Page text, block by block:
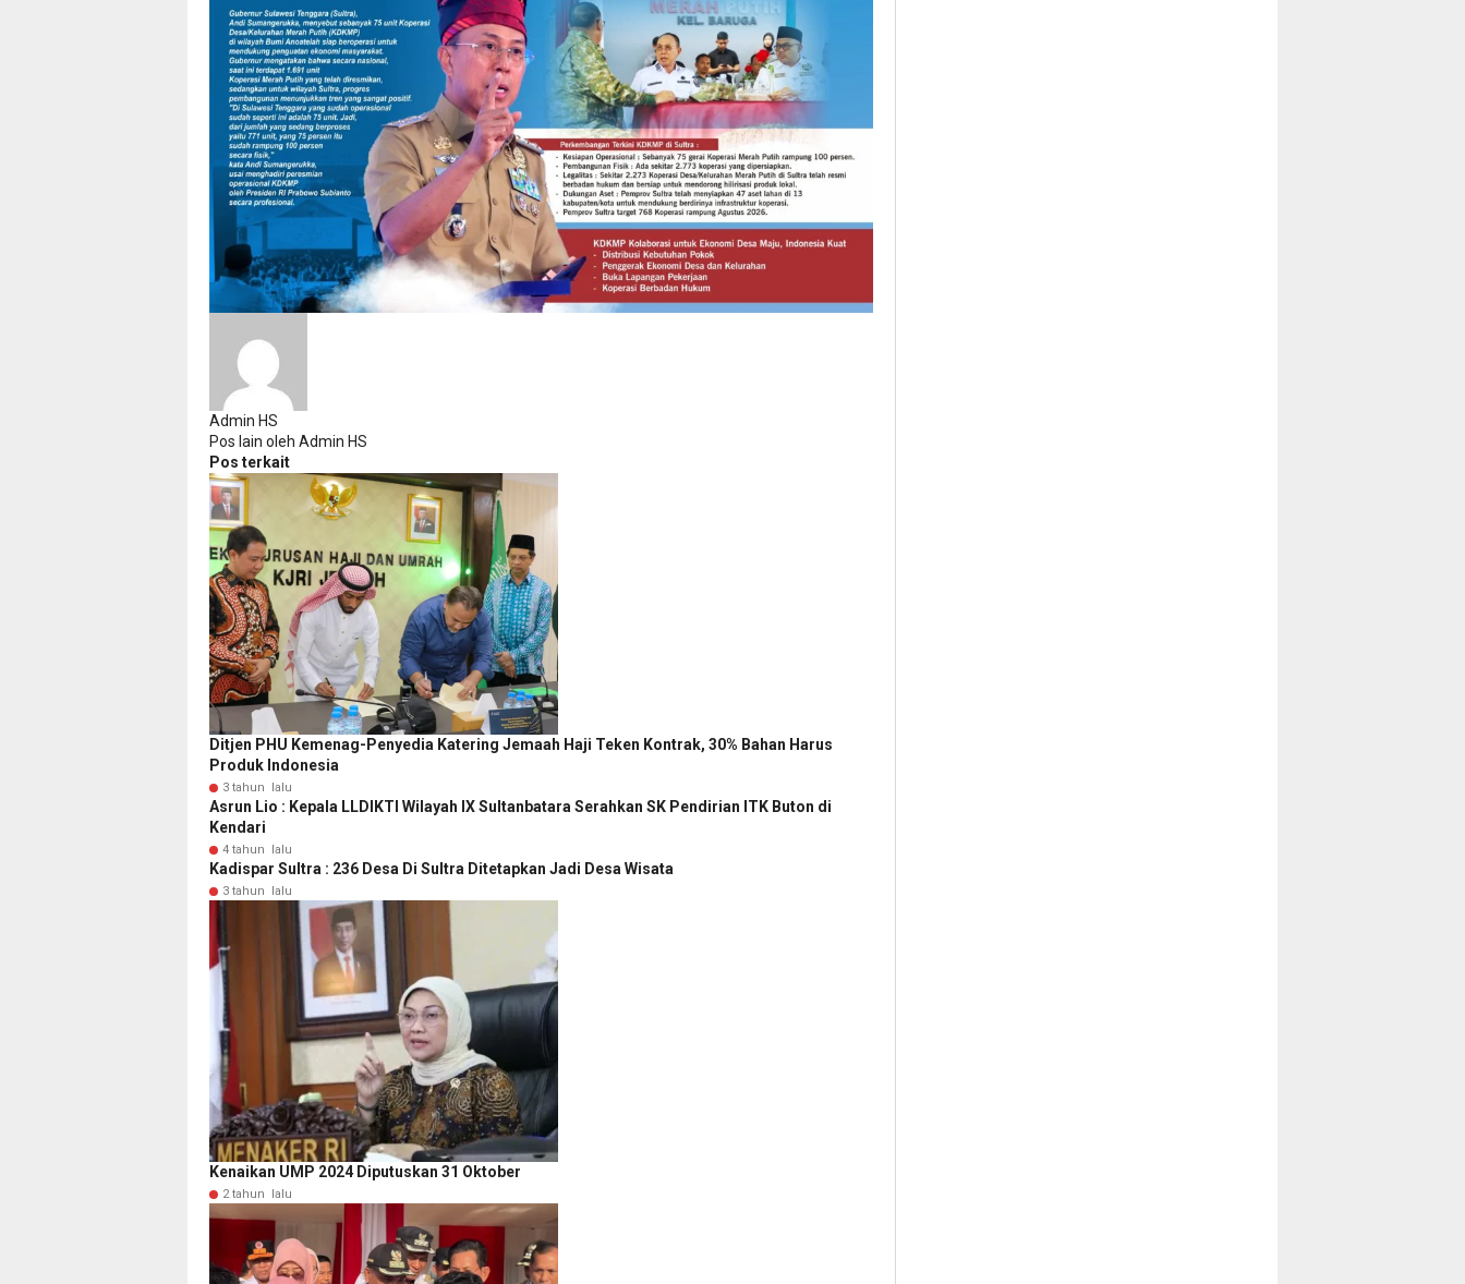
Admin HS
Pos lain oleh Admin HS
Pos terkait
Ditjen PHU Kemenag-Penyedia Katering Jemaah Haji Teken Kontrak, 30% Bahan Harus
Produk Indonesia
3 tahun lalu
Asrun Lio : Kepala LLDIKTI Wilayah IX Sultanbatara Serahkan SK Pendirian ITK Buton di
Kendari
4 tahun lalu
Kadispar Sultra : 236 Desa Di Sultra Ditetapkan Jadi Desa Wisata
3 tahun lalu
Kenaikan UMP 2024 Diputuskan 31 Oktober
2 tahun lalu